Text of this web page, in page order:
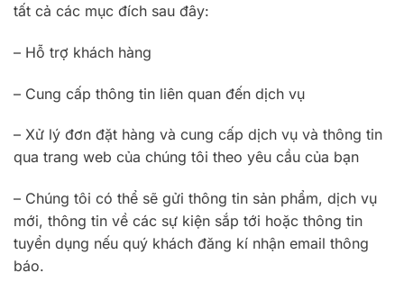
tất cả các mục đích sau đây:
– Hỗ trợ khách hàng
– Cung cấp thông tin liên quan đến dịch vụ
– Xử lý đơn đặt hàng và cung cấp dịch vụ và thông tin
qua trang web của chúng tôi theo yêu cầu của bạn
– Chúng tôi có thể sẽ gửi thông tin sản phẩm, dịch vụ
mới, thông tin về các sự kiện sắp tới hoặc thông tin
tuyển dụng nếu quý khách đăng kí nhận email thông
báo.